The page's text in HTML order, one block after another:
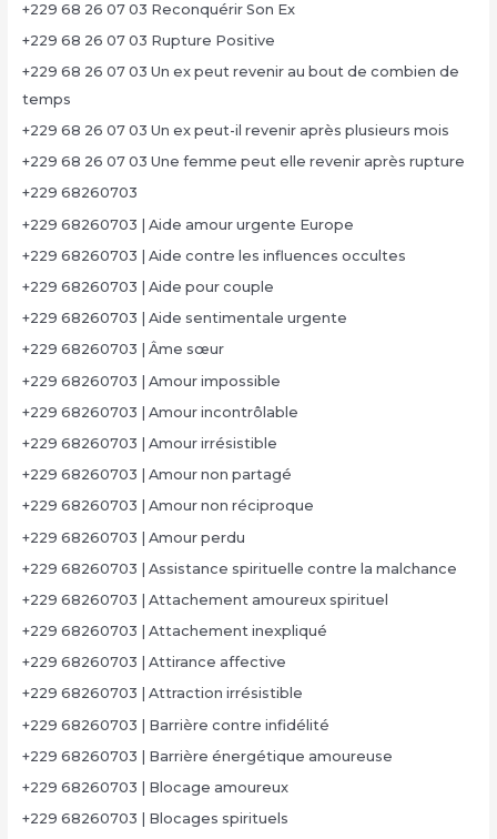
+229 68 26 07 03 Reconquérir Son Ex
+229 68 26 07 03 Rupture Positive
+229 68 26 07 03 Un ex peut revenir au bout de combien de
temps
+229 68 26 07 03 Un ex peut-il revenir après plusieurs mois
+229 68 26 07 03 Une femme peut elle revenir après rupture
+229 68260703
+229 68260703 | Aide amour urgente Europe
+229 68260703 | Aide contre les influences occultes
+229 68260703 | Aide pour couple
+229 68260703 | Aide sentimentale urgente
+229 68260703 | Âme sœur
+229 68260703 | Amour impossible
+229 68260703 | Amour incontrôlable
+229 68260703 | Amour irrésistible
+229 68260703 | Amour non partagé
+229 68260703 | Amour non réciproque
+229 68260703 | Amour perdu
+229 68260703 | Assistance spirituelle contre la malchance
+229 68260703 | Attachement amoureux spirituel
+229 68260703 | Attachement inexpliqué
+229 68260703 | Attirance affective
+229 68260703 | Attraction irrésistible
+229 68260703 | Barrière contre infidélité
+229 68260703 | Barrière énergétique amoureuse
+229 68260703 | Blocage amoureux
+229 68260703 | Blocages spirituels